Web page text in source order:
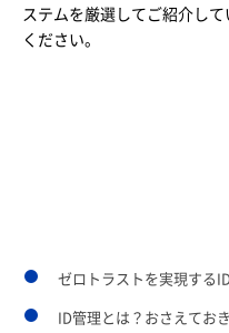
ステムを厳選してご紹介し
ください。
ゼロトラストを実現する
ID管理とは？おさえてお